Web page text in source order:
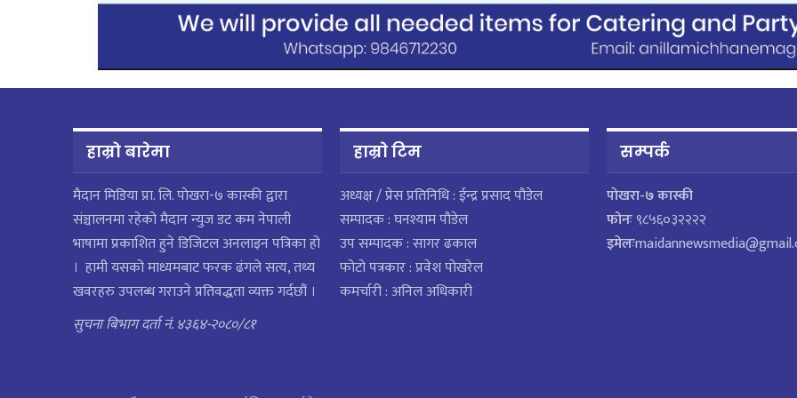
हाम्रो बारेमा
मैदान मिडिया प्रा. लि. पाेखरा-७ कास्की द्वारा
संञ्चालनमा रहेको मैदान न्युज डट कम नेपाली
भाषामा प्रकाशित हुने डिजिटल अनलाइन पत्रिका हो
। हामी यसको माध्यमबाट फरक ढंगले सत्य, तथ्य
खवरहरु उपलब्ध गराउने प्रतिवद्धता व्यक्त गर्दछौं ।
सुचना बिभाग दर्ता नं. ४३६४-२०८०/८१
हाम्राे टिम
अध्यक्ष / प्रेस प्रतिनिधि : ईन्द्र प्रसाद पौडेल
सम्पादक : घनश्याम पौडेल
उप सम्पादक : सागर ढकाल
फोटो पत्रकार : प्रवेश पोखरेल
कमर्चारी : अनिल अधिकारी
सम्पर्क
पाेखरा-७ कास्की
फोनः९८५६०३२२२२
इमेलः